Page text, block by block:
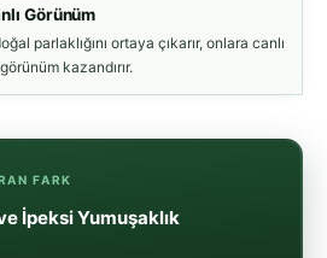
Görünüm
parlaklığını ortaya çıkarır, onlara canlı
kazandırır.
FARK
İpeksi Yumuşaklık